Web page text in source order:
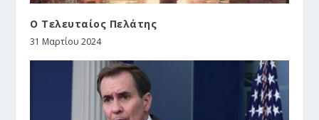
Ο Τελευταίος Πελάτης
31 Μαρτίου 2024